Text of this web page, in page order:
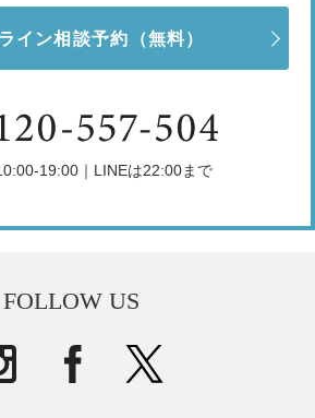
イン相談予約 （無料）
19:00｜LINEは22:00まで
FOLLOW US